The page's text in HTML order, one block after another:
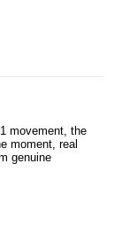
movement, the
moment, real
genuine